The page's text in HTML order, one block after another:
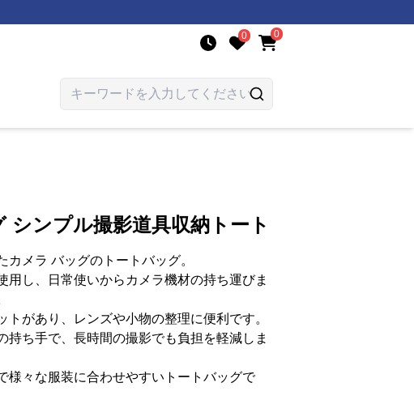
0 0
シンプル撮影道具収納トート
カメラ バッグのトートバッグ。
用し、日常使いからカメラ機材の持ち運びま
トがあり、レンズや小物の整理に便利です。
持ち手で、長時間の撮影でも負担を軽減しま
様々な服装に合わせやすいトートバッグで